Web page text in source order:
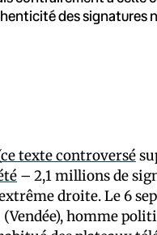
des signatures
ce texte controversé
– 2,1 millions de
droite. Le 6
homme